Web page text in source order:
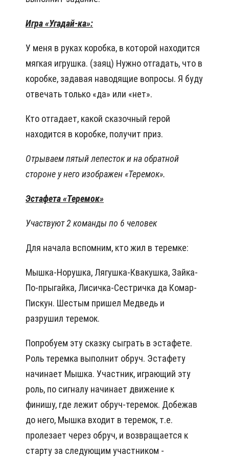
Игра «Угадай-ка»:
У меня в руках коробка, в которой находится
мягкая игрушка. (заяц) Нужно отгадать, что в
коробке, задавая наводящие вопросы. Я буду
отвечать только «да» или «нет».
Кто отгадает, какой сказочный герой
находится в коробке, получит приз.
Отрываем пятый лепесток и на обратной
стороне у него изображен «Теремок».
Эстафета «Теремок»
Участвуют 2 команды по 6 человек
Для начала вспомним, кто жил в теремке:
Мышка-Норушка, Лягушка-Квакушка, Зайка-
По-прыгайка, Лисичка-Сестричка да Комар-
Пискун. Шестым пришел Медведь и
разрушил теремок.
Попробуем эту сказку сыграть в эстафете.
Роль теремка выполнит обруч. Эстафету
начинает Мышка. Участник, играющий эту
роль, по сигналу начинает движение к
финишу, где лежит обруч-теремок. Добежав
до него, Мышка входит в теремок, т.е.
пролезает через обруч, и возвращается к
старту за следующим участником -